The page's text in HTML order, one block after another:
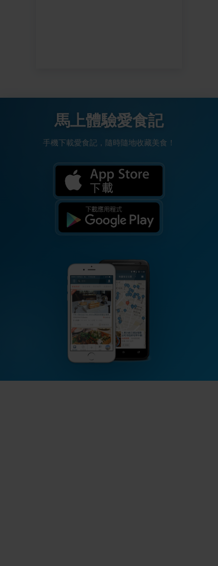
馬上體驗愛食記
手機下載愛食記，隨時隨地收藏美食！